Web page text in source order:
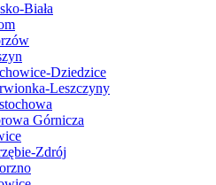
Biała
Dziedzice
Leszczyny
Górnicza
Zdrój